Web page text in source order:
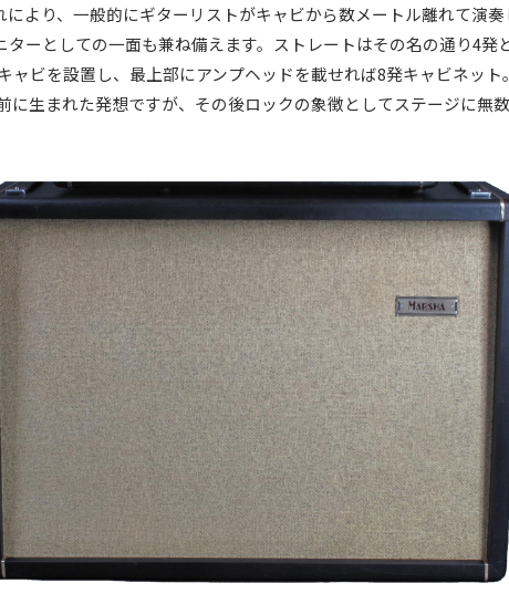
より、一般的にギターリストがキャビから数メートル離れて演
ーとしての一面も兼ね備えます。ストレートはその名の通り4発
ャビを設置し、最上部にアンプヘッドを載せれば8発キャビネッ
に生まれた発想ですが、その後ロックの象徴としてステージに無